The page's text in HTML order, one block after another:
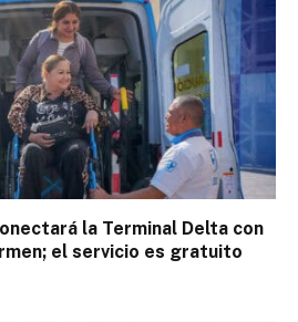
la Terminal Delta con
el servicio es gratuito